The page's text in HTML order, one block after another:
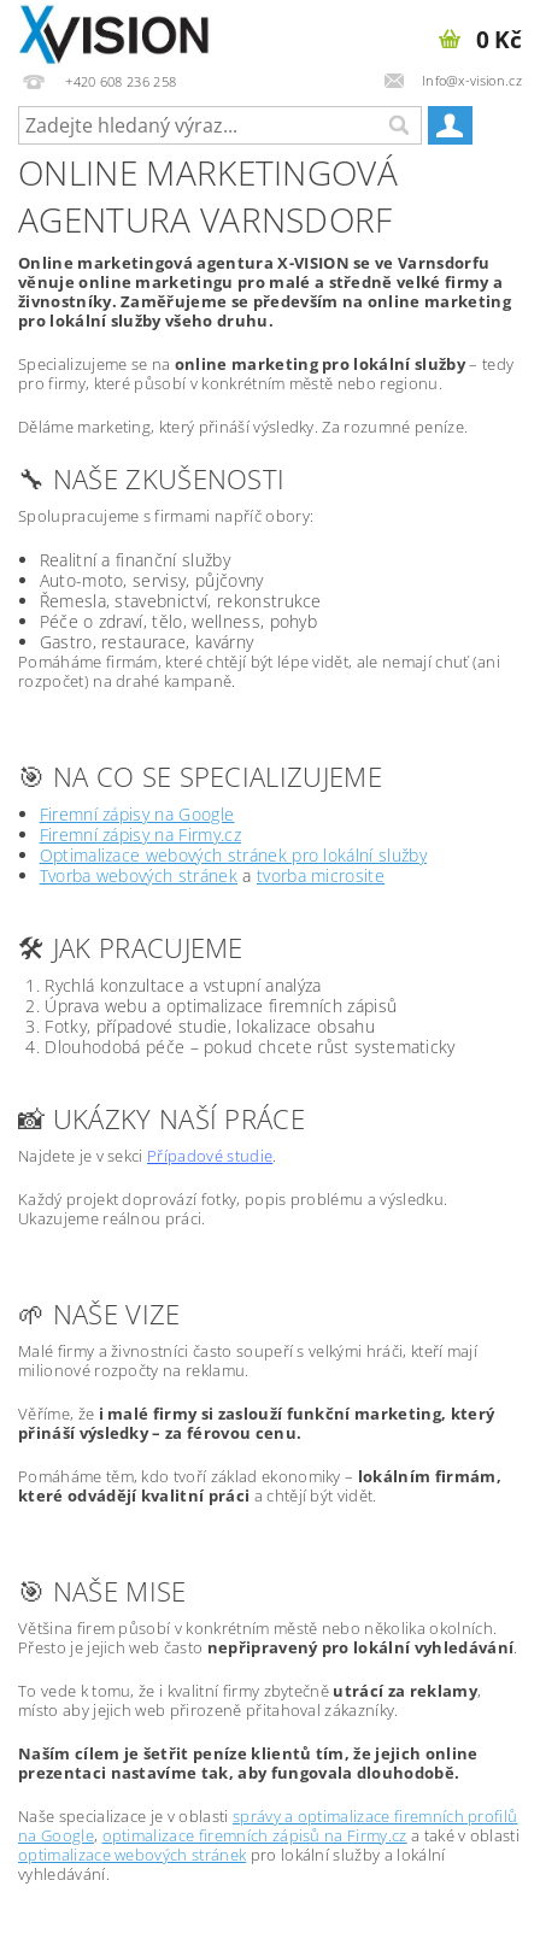
+420 608 236 258 Info@x-vision.cz
0 Kč
ONLINE MARKETINGOVÁ
AGENTURA VARNSDORF
Online marketingová agentura X-VISION se ve Varnsdorfu
věnuje online marketingu pro malé a středně velké firmy a
živnostníky. Zaměřujeme se především na online marketing
pro lokální služby všeho druhu.
Specializujeme se na online marketing pro lokální služby– tedy
pro firmy, které působí v konkrétním městě nebo regionu.
Děláme marketing, který přináší výsledky. Za rozumné peníze.
🔧 NAŠE ZKUŠENOSTI
Spolupracujeme s firmami napříč obory:
Realitní a finanční služby
Auto-moto, servisy, půjčovny
Řemesla, stavebnictví, rekonstrukce
Péče o zdraví, tělo, wellness, pohyb
Gastro, restaurace, kavárny
Pomáháme firmám, které chtějí být lépe vidět, ale nemají chuť (ani
rozpočet) na drahé kampaně.
🎯 NA CO SE SPECIALIZUJEME
Firemní zápisy na Google
Firemní zápisy na Firmy.cz
Optimalizace webových stránek pro lokální služby
Tvorba webových stráneka tvorba microsite
🛠️ JAK PRACUJEME
Rychlá konzultace a vstupní analýza
Úprava webu a optimalizace firemních zápisů
Fotky, případové studie, lokalizace obsahu
Dlouhodobá péče – pokud chcete růst systematicky
📸 UKÁZKY NAŠÍ PRÁCE
Najdete je v sekci Případové studie.
Každý projekt doprovází fotky, popis problému a výsledku.
Ukazujeme reálnou práci.
🌱 NAŠE VIZE
Malé firmy a živnostníci často soupeří s velkými hráči, kteří mají
milionové rozpočty na reklamu.
Věříme, že i malé firmy si zaslouží funkční marketing, který
přináší výsledky – za férovou cenu.
Pomáháme těm, kdo tvoří základ ekonomiky – lokálním firmám,
které odvádějí kvalitní práci a chtějí být vidět.
🎯 NAŠE MISE
Většina firem působí v konkrétním městě nebo několika okolních.
Přesto je jejich web často nepřipravený pro lokální vyhledávání.
To vede k tomu, že i kvalitní firmy zbytečně utrácí za reklamy,
místo aby jejich web přirozeně přitahoval zákazníky.
Naším cílem je šetřit peníze klientů tím, že jejich online
prezentaci nastavíme tak, aby fungovala dlouhodobě.
Naše specializace je v oblasti správy a optimalizace firemních profilů
na Google, optimalizace firemních zápisů na Firmy.cz a také v oblasti
optimalizace webových stránek pro lokální služby a lokální
vyhledávání.